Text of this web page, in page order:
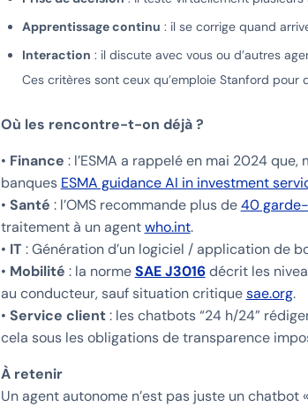
Apprentissage continu : il se corrige quand
Interaction : il discute avec vous ou d’autres
Ces critères sont ceux qu’emploie Stanford pour
Où les rencontre-t-on déjà ?
• Finance : l’ESMA a rappelé en mai 2024
banques ESMA guidance AI in investment
• Santé : l’OMS recommande plus de40
traitement à un agentwho.int.
• IT : Génération d’un logiciel / application de
• Mobilité : la normeSAE J3016décrit les
au conducteur, sauf situation critiquesae.org.
• Service client: les chatbots “24 h/24”
cela sous les obligations de transparence
À retenir
Un agent autonome n’est pas juste un